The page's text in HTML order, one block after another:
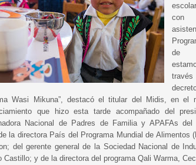
con
de
Wasi Mikuna”, destacó el titular del Midis, en el
que hizo esta tarde acompañado del
Nacional de Padres de Familia y APAFAs del
la directora País del Programa Mundial de Alimentos
del gerente general de la Sociedad Nacional de
Castillo; y de la directora del programa Qali Warma,